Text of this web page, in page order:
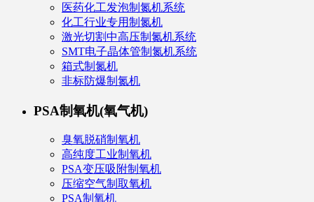
医药化工发泡制氮机系统
化工行业专用制氮机
激光切割中高压制氮机系统
SMT电子晶体管制氮机系统
箱式制氮机
非标防爆制氮机
PSA制氧机(氧气机)
臭氧脱硝制氧机
高纯度工业制氧机
PSA变压吸附制氧机
压缩空气制取氧机
PSA制氧机